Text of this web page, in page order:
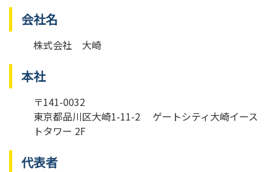
会社名
株式会社 大崎
本社
〒141-0032
東京都品川区大崎1-11-2 ゲートシティ大崎イース
トタワー 2F
代表者